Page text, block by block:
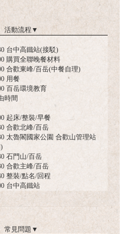
活動流程 ▼
台中高鐵站(接駁)
購買全聯晚餐材料
合歡東峰/百岳(中餐自理)
用餐
百岳環境教育
時間
起床/整裝/早餐
合歡北峰/百岳
太魯閣國家公園 合歡山管理站
石門山/百岳
合歡主峰/百岳
整裝/點名/回程
台中高鐵站
常見問題 ▼